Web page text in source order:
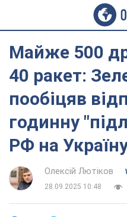
Майже 500
40 ракет:
пообіцяв
годинну
РФ на
Олексій Лютіков
28.09.2025 10:48